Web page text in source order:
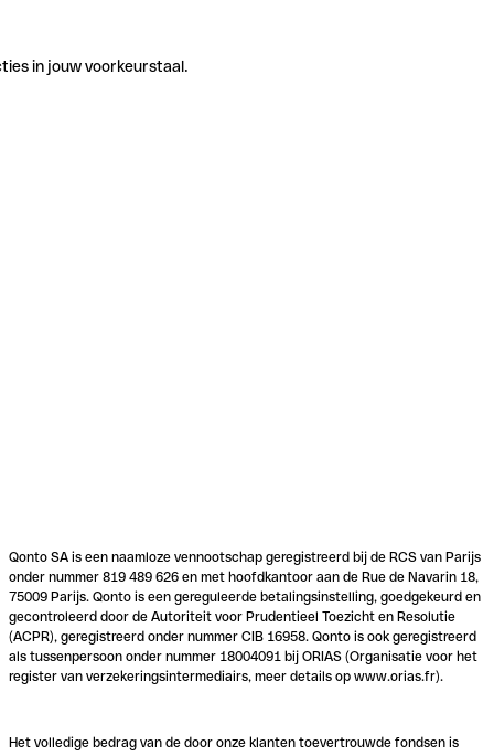
in jouw voorkeurstaal.
Qonto SA is een naamloze vennootschap geregistreerd bij de RCS van Parijs
onder nummer 819 489 626 en met hoofdkantoor aan de Rue de Navarin 18,
75009 Parijs. Qonto is een gereguleerde betalingsinstelling, goedgekeurd en
gecontroleerd door de Autoriteit voor Prudentieel Toezicht en Resolutie
(ACPR), geregistreerd onder nummer CIB 16958. Qonto is ook geregistreerd
als tussenpersoon onder nummer 18004091 bij ORIAS (Organisatie voor het
register van verzekeringsintermediairs, meer details op www.orias.fr).
Het volledige bedrag van de door onze klanten toevertrouwde fondsen is